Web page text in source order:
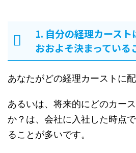
1. 自分の経理カース
おおよそ決まっている
あなたがどの経理カーストに
あるいは、将来的にどのカー
か？は、会社に入社した時点
ることが多いです。